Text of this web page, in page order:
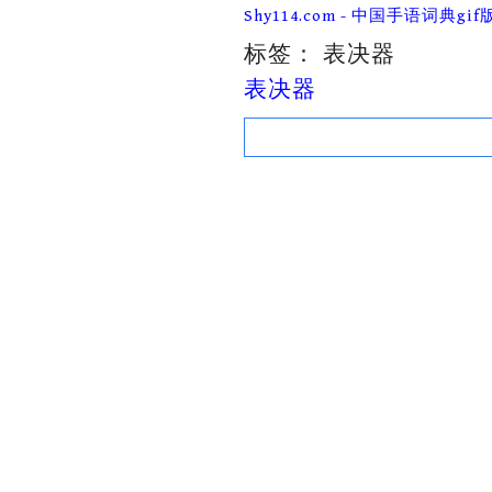
Skip
content
Shy114.com - 中国手语词典gif
标签： 表决器
表决器
Search